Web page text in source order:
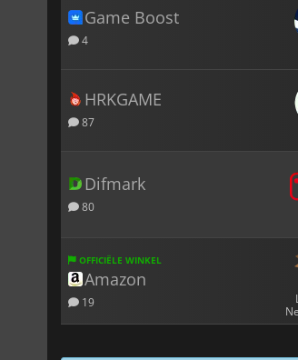
Game Boost
4
HRKGAME
87
Difmark
80
OFFICIËLE WINKEL
Amazon
19